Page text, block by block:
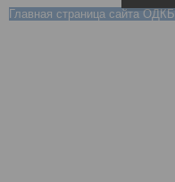
Главная страница сайта ОДКБ